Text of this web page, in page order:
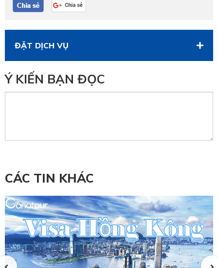
ĐẶT DỊCH VỤ
Ý KIẾN BẠN ĐỌC
CÁC TIN KHÁC